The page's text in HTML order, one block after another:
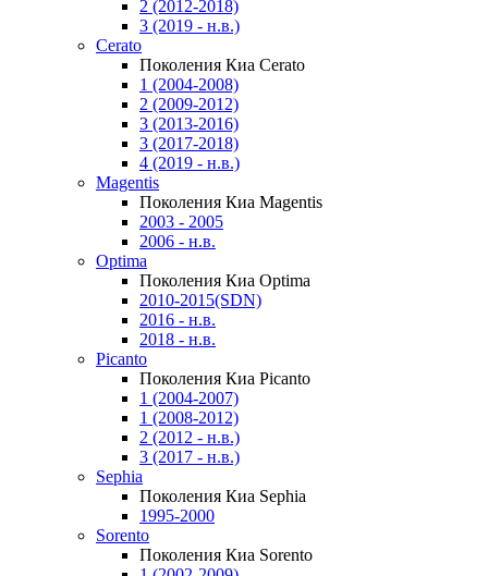
2 (2012-2018)
3 (2019 - н.в.)
Cerato
Поколения Киа Cerato
1 (2004-2008)
2 (2009-2012)
3 (2013-2016)
3 (2017-2018)
4 (2019 - н.в.)
Magentis
Поколения Киа Magentis
2003 - 2005
2006 - н.в.
Optima
Поколения Киа Optima
2010-2015(SDN)
2016 - н.в.
2018 - н.в.
Picanto
Поколения Киа Picanto
1 (2004-2007)
1 (2008-2012)
2 (2012 - н.в.)
3 (2017 - н.в.)
Sephia
Поколения Киа Sephia
1995-2000
Sorento
Поколения Киа Sorento